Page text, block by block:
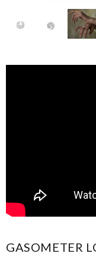
GASOMETER